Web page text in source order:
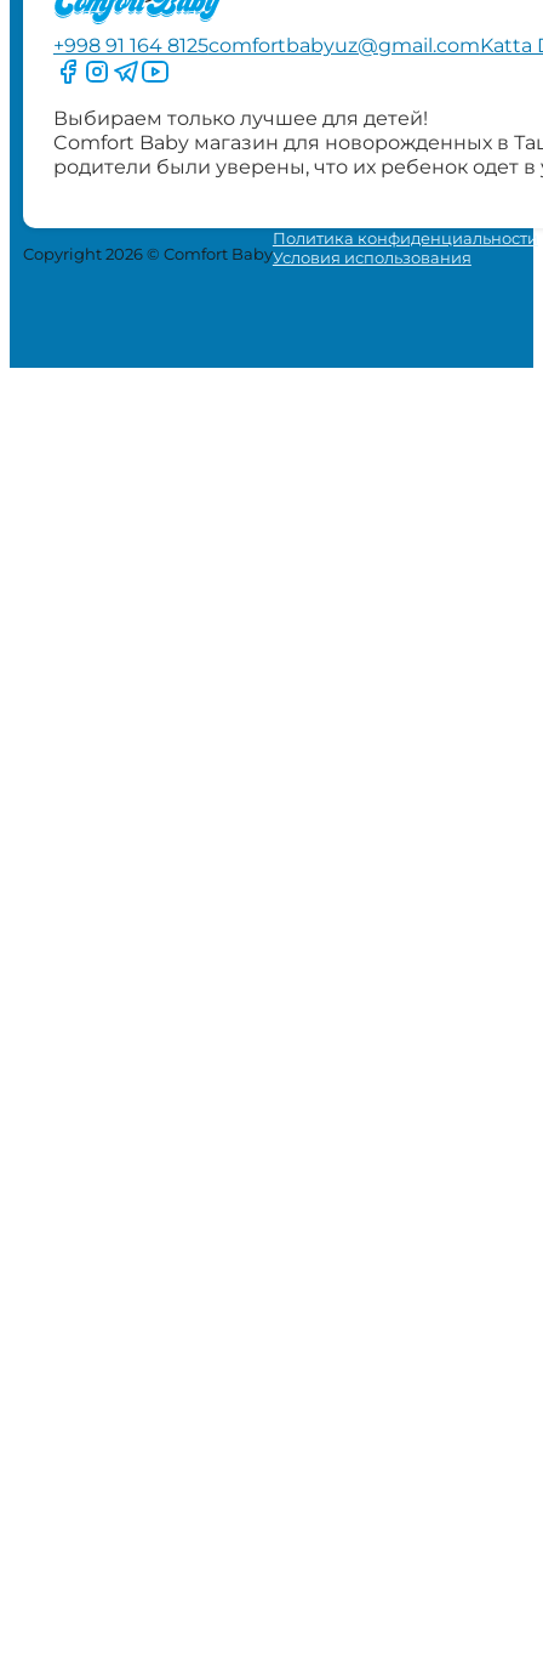
+998 91 164 8125comfortbabyuz@gmail.comKatta
Следите за нами на Facebook
Следите за нами в Instagram
Следите за нами в Telegram
Следите за нами в YouTube
Выбираем только лучшее для детей!
Comfort Baby магазин для новорожденных в
родители были уверены, что их ребенок одет
Copyright 2026 © Comfort Baby
Политика конфиденциальности
Условия использования